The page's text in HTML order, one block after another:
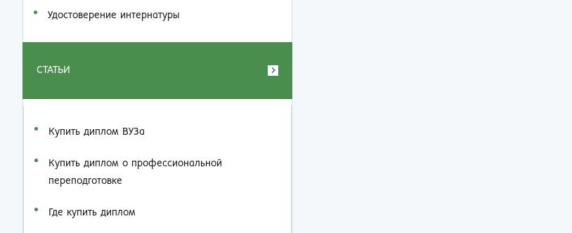
Удостоверение интернатуры
СТАТЬИ
Купить диплом ВУЗа
Купить диплом о профессиональной
переподготовке
Где купить диплом